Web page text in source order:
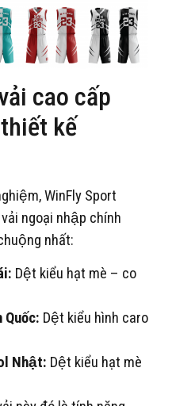
cao cấp
kế
WinFly Sport
ngoại nhập chính
nhất:
Dệt kiểu hạt mè – co
Quốc: Dệt kiểu hình caro
Nhật: Dệt kiểu hạt mè